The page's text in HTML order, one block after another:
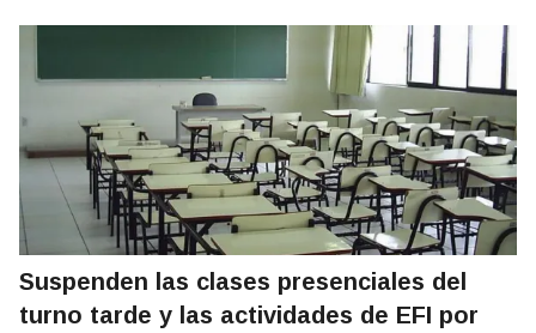
Suspenden las clases presenciales del
turno tarde y las actividades de EFI por